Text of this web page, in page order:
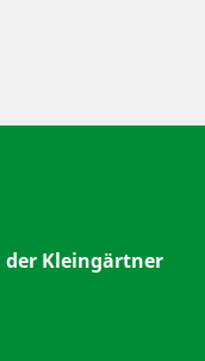
der Kleingärtner